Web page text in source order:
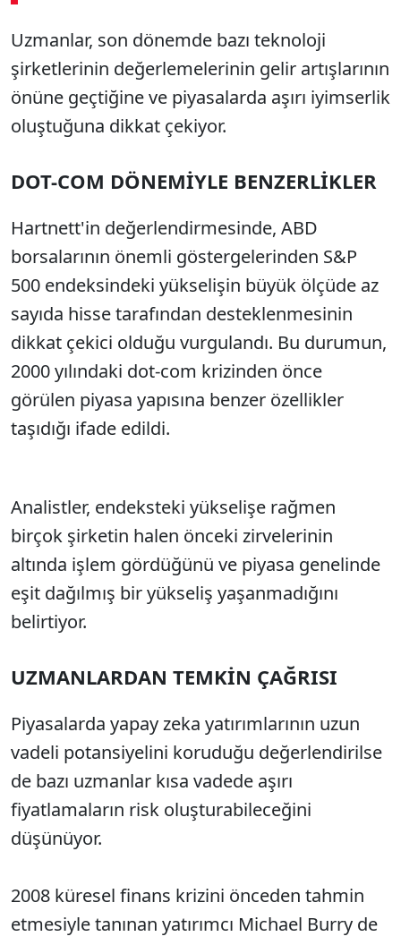
Uzmanlar, son dönemde bazı teknoloji
şirketlerinin değerlemelerinin gelir artışlarının
önüne geçtiğine ve piyasalarda aşırı iyimserlik
oluştuğuna dikkat çekiyor.
DOT-COM DÖNEMİYLE BENZERLİKLER
Hartnett'in değerlendirmesinde, ABD
borsalarının önemli göstergelerinden S&P
500 endeksindeki yükselişin büyük ölçüde az
sayıda hisse tarafından desteklenmesinin
dikkat çekici olduğu vurgulandı. Bu durumun,
2000 yılındaki dot-com krizinden önce
görülen piyasa yapısına benzer özellikler
taşıdığı ifade edildi.
Analistler, endeksteki yükselişe rağmen
birçok şirketin halen önceki zirvelerinin
altında işlem gördüğünü ve piyasa genelinde
eşit dağılmış bir yükseliş yaşanmadığını
belirtiyor.
UZMANLARDAN TEMKİN ÇAĞRISI
Piyasalarda yapay zeka yatırımlarının uzun
vadeli potansiyelini koruduğu değerlendirilse
de bazı uzmanlar kısa vadede aşırı
fiyatlamaların risk oluşturabileceğini
düşünüyor.
2008 küresel finans krizini önceden tahmin
etmesiyle tanınan yatırımcı Michael Burry de